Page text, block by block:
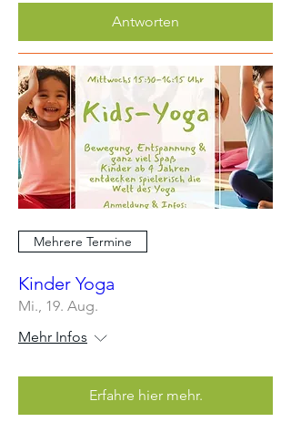
Antworten
Mehrere Termine
Kinder Yoga
Mi., 19. Aug.
Mehr Infos
Erfahre hier mehr.